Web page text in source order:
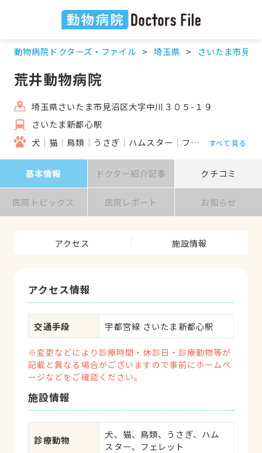
動物病院ドクターズ・ファイル 埼玉県 さいたま市見沼
荒井動物病院
埼玉県さいたま市見沼区大字中川３０５-１９
さいたま新都心駅
犬
猫 鳥類 うさぎ ハムスター フェレット すべて見る
基本情報 ドクター紹介記事 クチコミ
医院トピックス 医院レポート お知らせ
アクセス 施設情報
アクセス情報
交通手段 宇都宮線 さいたま新都心駅
※変更などにより診療時間・休診日・診療動物等が
記載と異なる場合がございますので事前にホームペ
ージなどをご確認ください。
施設情報
診療動物
犬、猫、鳥類、うさぎ、ハム
スター、フェレット